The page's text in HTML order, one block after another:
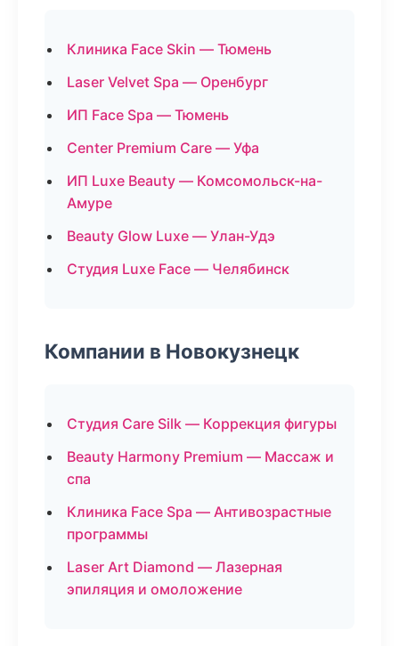
Клиника Face Skin — Тюмень
Laser Velvet Spa — Оренбург
ИП Face Spa — Тюмень
Center Premium Care — Уфа
ИП Luxe Beauty — Комсомольск-на-
Амуре
Beauty Glow Luxe — Улан-Удэ
Студия Luxe Face — Челябинск
Компании в Новокузнецк
Студия Care Silk — Коррекция фигуры
Beauty Harmony Premium — Массаж и
спа
Клиника Face Spa — Антивозрастные
программы
Laser Art Diamond — Лазерная
эпиляция и омоложение